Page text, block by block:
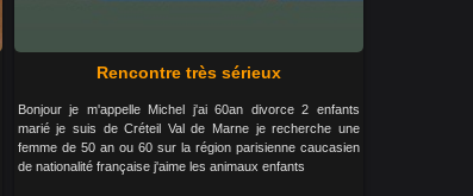
Rencontre très sérieux
Bonjour je m'appelle Michel j'ai 60an divorce 2 enfants
marié je suis de Créteil Val de Marne je recherche une
femme de 50 an ou 60 sur la région parisienne caucasien
de nationalité française j'aime les animaux enfants